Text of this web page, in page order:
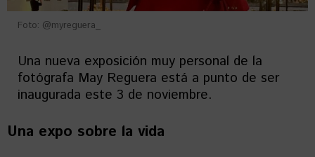
Foto: @myreguera_
Una nueva exposición muy personal de la
fotógrafa May Reguera está a punto de ser
inaugurada este 3 de noviembre.
Una expo sobre la vida